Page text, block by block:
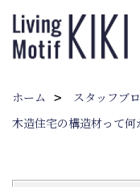
ホーム
スタッフブ
木造住宅の構造材って